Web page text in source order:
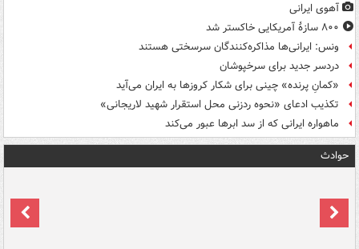
آهوی ایرانی
۸۰۰ سازۀ آمریکایی خاکستر شد
ونس: ایرانی‌ها مذاکره‌کنندگان سرسختی هستند
دردسر جدید برای سرخپوشان
«کمانِ پرنده» چینی برای شکار کروزها به ایران می‌آید
تکذیب ادعای «نحوه ردزنی محل استقرار شهید لاریجانی»
ماهواره ایرانی که از سد ابرها عبور می‌کند
حوادث